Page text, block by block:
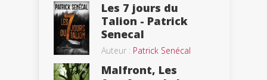
Les 7 jours du
Talion - Patrick
Senecal
Auteur : Patrick Senécal
Malfront, Les